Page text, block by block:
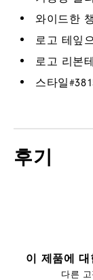
와이드한
로고 테잎
로고 리본
스타일#
후기
이 제품에
다른